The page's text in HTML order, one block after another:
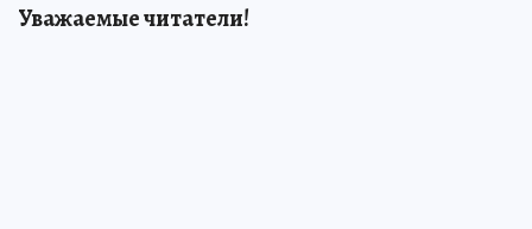
Уважаемые читатели!